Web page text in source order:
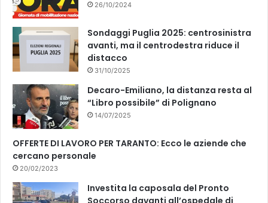
26/10/2024
Sondaggi Puglia 2025: centrosinistra
avanti, ma il centrodestra riduce il
distacco
31/10/2025
Decaro-Emiliano, la distanza resta al
“Libro possibile” di Polignano
14/07/2025
OFFERTE DI LAVORO PER TARANTO: Ecco le aziende che
cercano personale
20/02/2023
Investita la caposala del Pronto